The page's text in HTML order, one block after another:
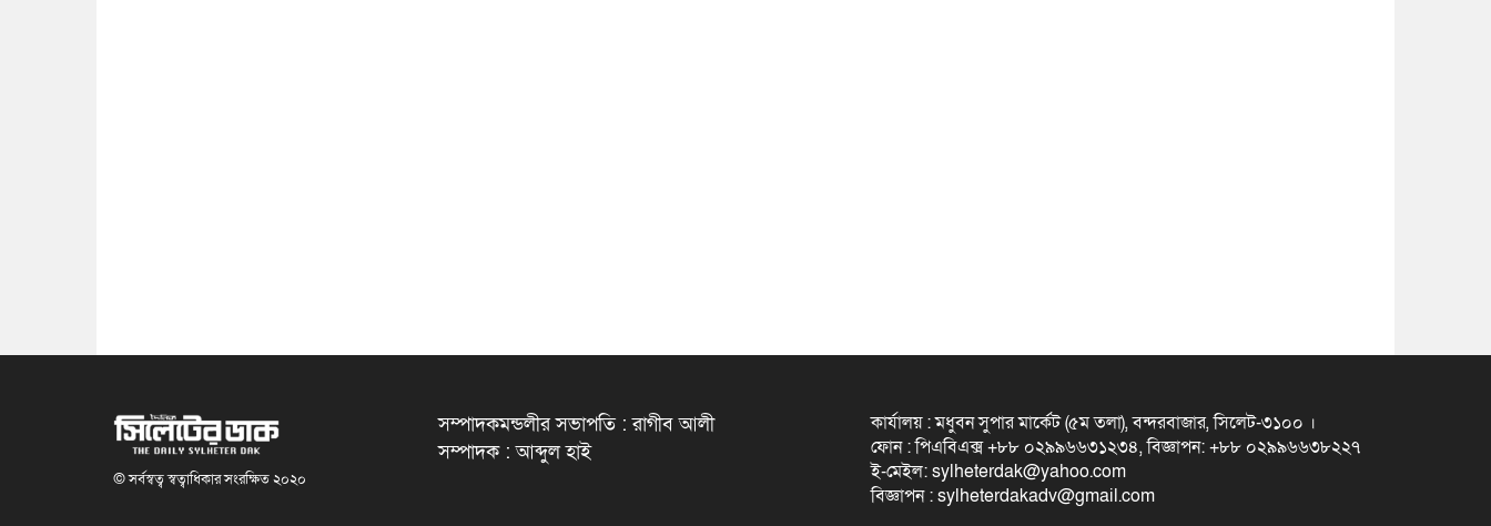
© সর্বস্বত্ব স্বত্বাধিকার সংরক্ষিত ২০২০
সম্পাদকমন্ডলীর সভাপতি : রাগীব আলী
সম্পাদক : আব্দুল হাই
কার্যালয় : মধুবন সুপার মার্কেট (৫ম তলা), বন্দরবাজার, সিলেট-৩১০০ ।
ফোন : পিএবিএক্স +৮৮ ০২৯৯৬৬৩১২৩৪, বিজ্ঞাপন: +৮৮ ০২৯৯৬৬৩৮২২৭
ই-মেইল: sylheterdak@yahoo.com
বিজ্ঞাপন : sylheterdakadv@gmail.com